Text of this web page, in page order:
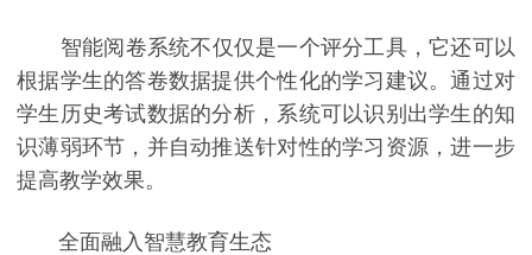
智能阅卷系统不仅仅是一个评分工具，它还可以
根据学生的答卷数据提供个性化的学习建议。通过对
学生历史考试数据的分析，系统可以识别出学生的知
识薄弱环节，并自动推送针对性的学习资源，进一步
提高教学效果。
全面融入智慧教育生态